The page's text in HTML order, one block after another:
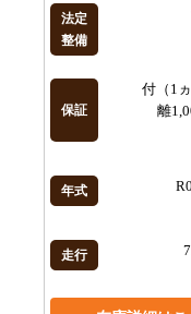
法定
整備
保証
付（1
離
年式
走行